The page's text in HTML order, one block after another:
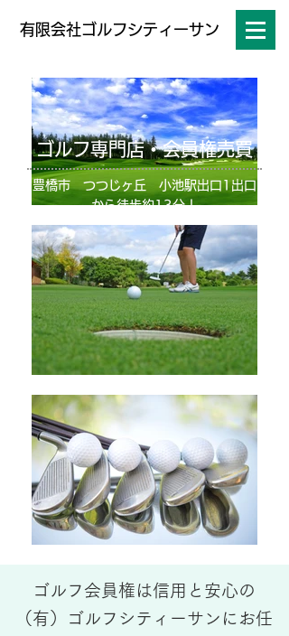
有限会社ゴルフシティーサン
ゴルフ専門店・会員権売買
豊橋市 つつじヶ丘 小池駅出口1出口
から徒歩約13分！
ゴルフ会員権は信用と安心の
（有）ゴルフシティーサンにお任